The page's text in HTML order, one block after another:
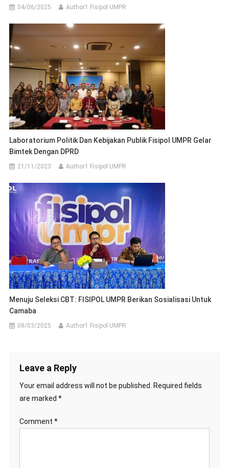
04/06/2025 Author1 Fisipol UMPR
Laboratorium Politik Dan Kebijakan Publik Fisipol UMPR Gelar
Bimtek Dengan DPRD
21/11/2023 Author1 Fisipol UMPR
Menuju Seleksi CBT: FISIPOL UMPR Berikan Sosialisasi Untuk
Camaba
08/03/2025 Author1 Fisipol UMPR
Leave a Reply
Your email address will not be published. Required fields
are marked *
Comment *